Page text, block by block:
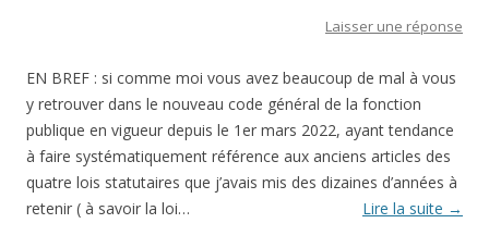
Laisser une réponse
EN BREF : si comme moi vous avez beaucoup de mal à vous
y retrouver dans le nouveau code général de la fonction
publique en vigueur depuis le 1er mars 2022, ayant tendance
à faire systématiquement référence aux anciens articles des
quatre lois statutaires que j’avais mis des dizaines d’années à
retenir ( à savoir la loi…
Lire la suite →